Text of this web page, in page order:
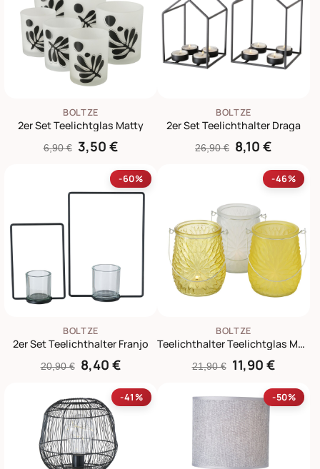
BOLTZE
2er Set Teelichtglas Matty
6,90 € 3,50 €
BOLTZE
2er Set Teelichthalter Draga
26,90 € 8,10 €
-60%
BOLTZE
2er Set Teelichthalter Franjo
20,90 € 8,40 €
-46%
BOLTZE
Teelichthalter Teelichtglas Mela 3er Set
21,90 € 11,90 €
-41% -50%